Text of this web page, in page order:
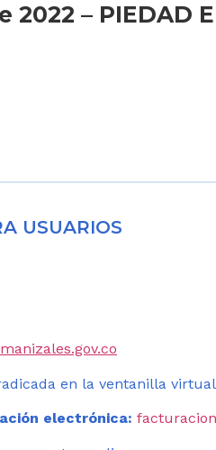
– PIEDAD
USUARIOS
en la ventanilla virtual
electrónica: